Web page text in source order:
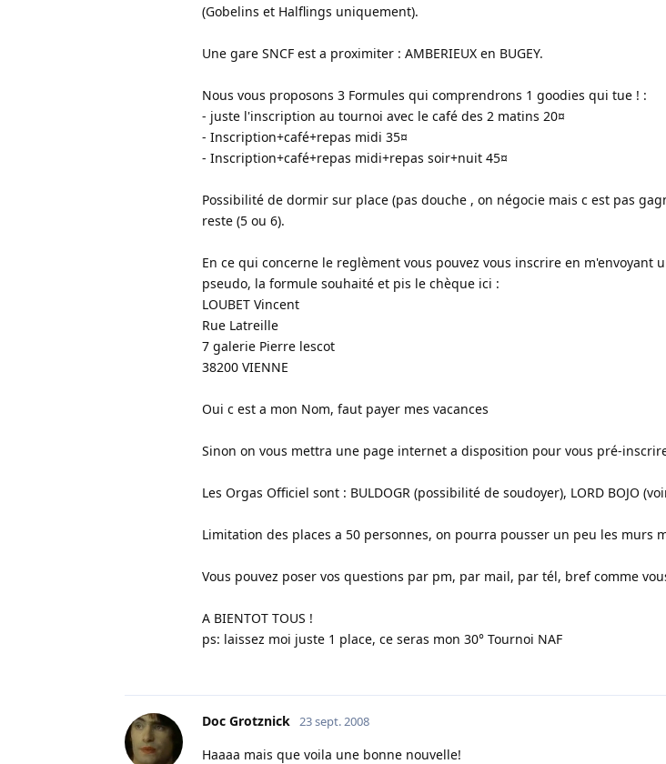
(Gobelins et Halflings uniquement).
Une gare SNCF est a proximiter : AMBERIEUX en BUGEY.
Nous vous proposons 3 Formules qui comprendrons 1 goodies qui tue ! :
- juste l'inscription au tournoi avec le café des 2 matins 20¤
- Inscription+café+repas midi 35¤
- Inscription+café+repas midi+repas soir+nuit 45¤
Possibilité de dormir sur place (pas douche , on négocie mais c est pas
reste (5 ou 6).
En ce qui concerne le reglèment vous pouvez vous inscrire en m'envoyant
pseudo, la formule souhaité et pis le chèque ici :
LOUBET Vincent
Rue Latreille
7 galerie Pierre lescot
38200 VIENNE
Oui c est a mon Nom, faut payer mes vacances
Sinon on vous mettra une page internet a disposition pour vous pré-
Les Orgas Officiel sont : BULDOGR (possibilité de soudoyer), LORD BOJO
Limitation des places a 50 personnes, on pourra pousser un peu les murs
Vous pouvez poser vos questions par pm, par mail, par tél, bref comme
A BIENTOT TOUS !
ps: laissez moi juste 1 place, ce seras mon 30° Tournoi NAF
Doc Grotznick 23 sept. 2008
Haaaa mais que voila une bonne nouvelle!